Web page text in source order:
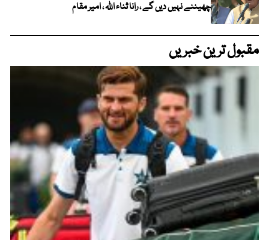
چھیننے نہیں دیں گے ، رانا ثناء اللہ ، امیر مقام
مقبول ترین خبریں